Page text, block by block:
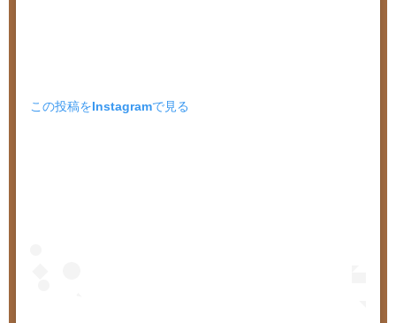
この投稿をInstagramで見る